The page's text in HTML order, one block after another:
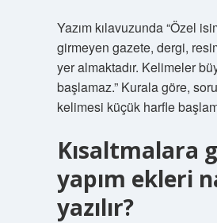
Yazım kılavuzunda “Özel
girmeyen gazete, dergi,
yer almaktadır. Kelimeler
başlamaz.” Kurala göre,
kelimesi küçük harfle
Kısaltmalara
yapım ekleri
yazılır?